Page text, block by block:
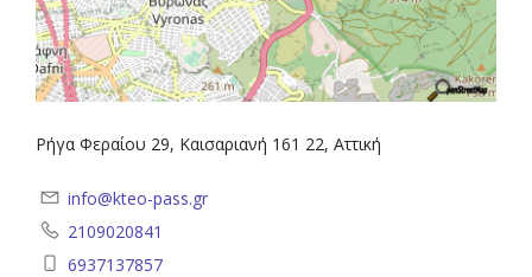
Ρήγα Φεραίου 29, Καισαριανή 161 22, Αττική
info@kteo-pass.gr
2109020841
6937137857